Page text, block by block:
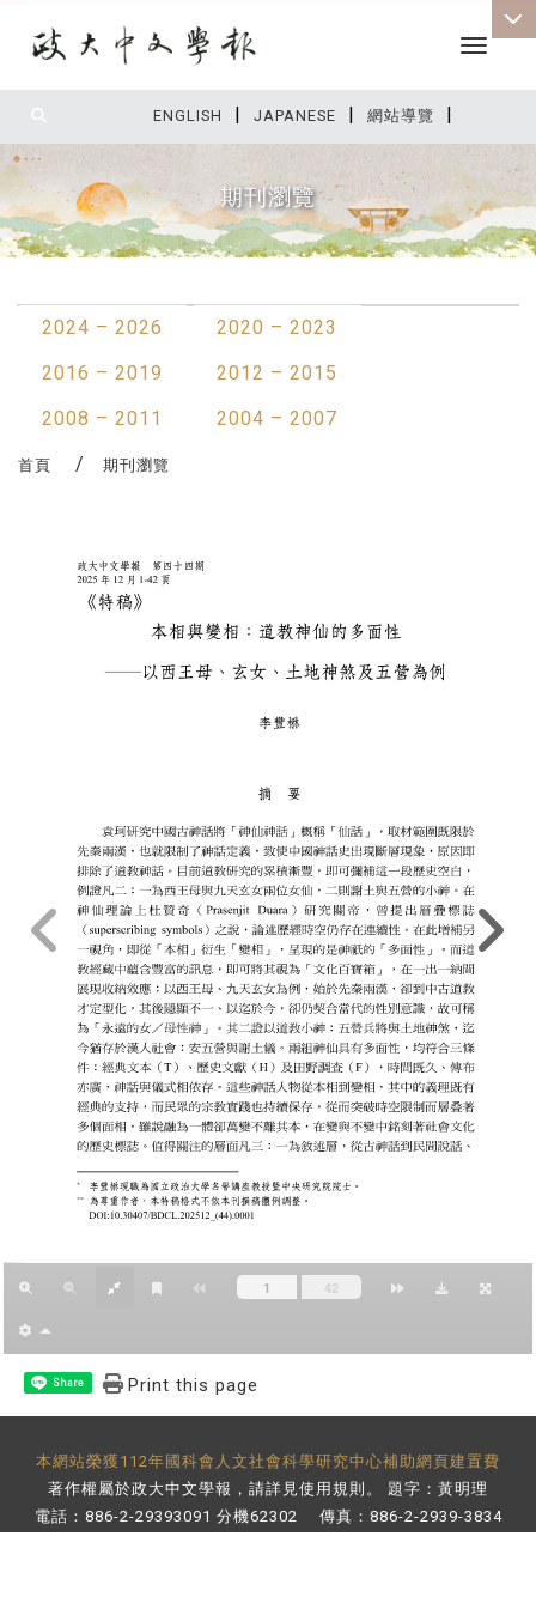
ENGLISH | JAPANESE | 網站導覽 |
Toggle
期刊瀏覽
2024 – 2026
2020 – 2023
2016 – 2019
2012 – 2015
2008 – 2011
2004 – 2007
首頁 期刊瀏覽
Share Print this page
本網站榮獲112年國科會人文社會科學研究中心補助網頁建置費
著作權屬於政大中文學報，請詳見 使用規則 。 題字：黃明理
電話：886-2-29393091 分機62302 傳真：886-2-2939-3834